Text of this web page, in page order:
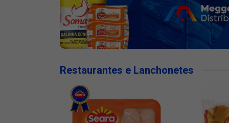
Restaurantes e Lanchonetes